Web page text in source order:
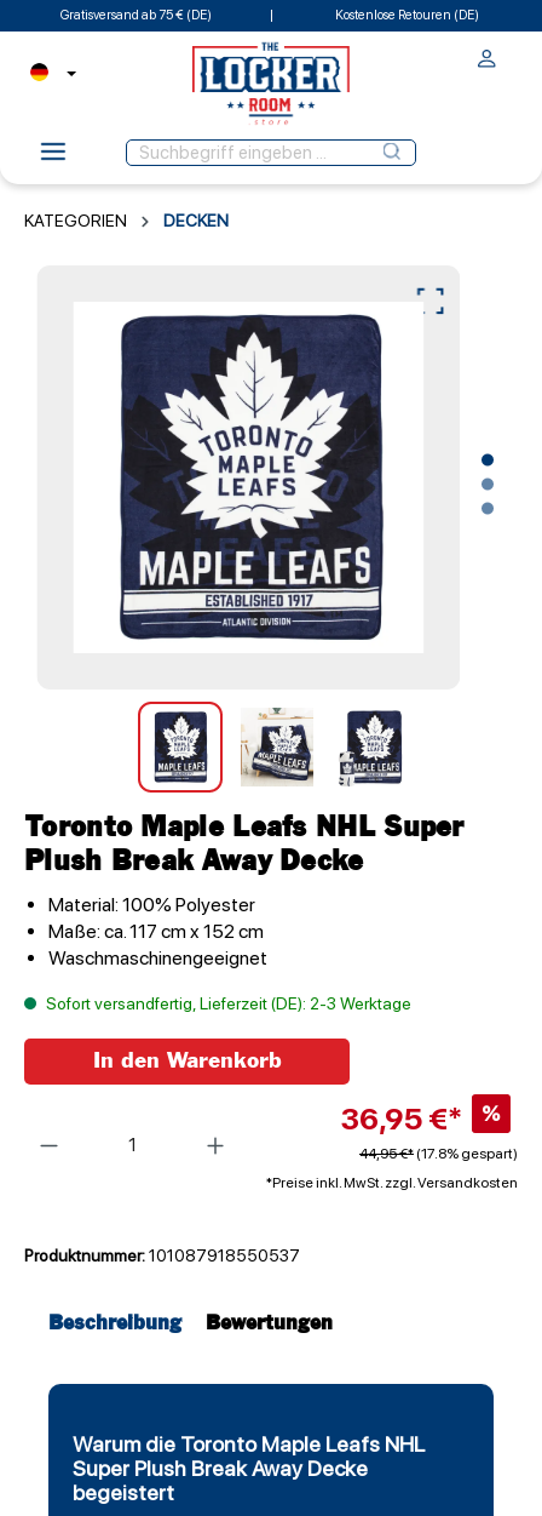
Gratisversand ab 75 € (DE) Kostenlose Retouren (DE)
KATEGORIEN DECKEN
Toronto Maple Leafs NHL Super
Plush Break Away Decke
Material: 100% Polyester
Maße: ca. 117 cm x 152 cm
Waschmaschinengeeignet
Sofort versandfertig, Lieferzeit (DE): 2-3 Werktage
36,95 €* %
44,95 €* (17.8% gespart)
*Preise inkl. MwSt. zzgl. Versandkosten
In den Warenkorb
Produktnummer:101087918550537
Beschreibung Bewertungen
Warum die Toronto Maple Leafs NHL
Super Plush Break Away Decke
begeistert